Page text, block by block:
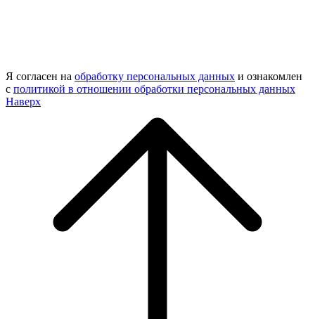
Я согласен на обработку персональных данных и ознакомлен
с политикой в отношении обработки персональных данных
Наверх